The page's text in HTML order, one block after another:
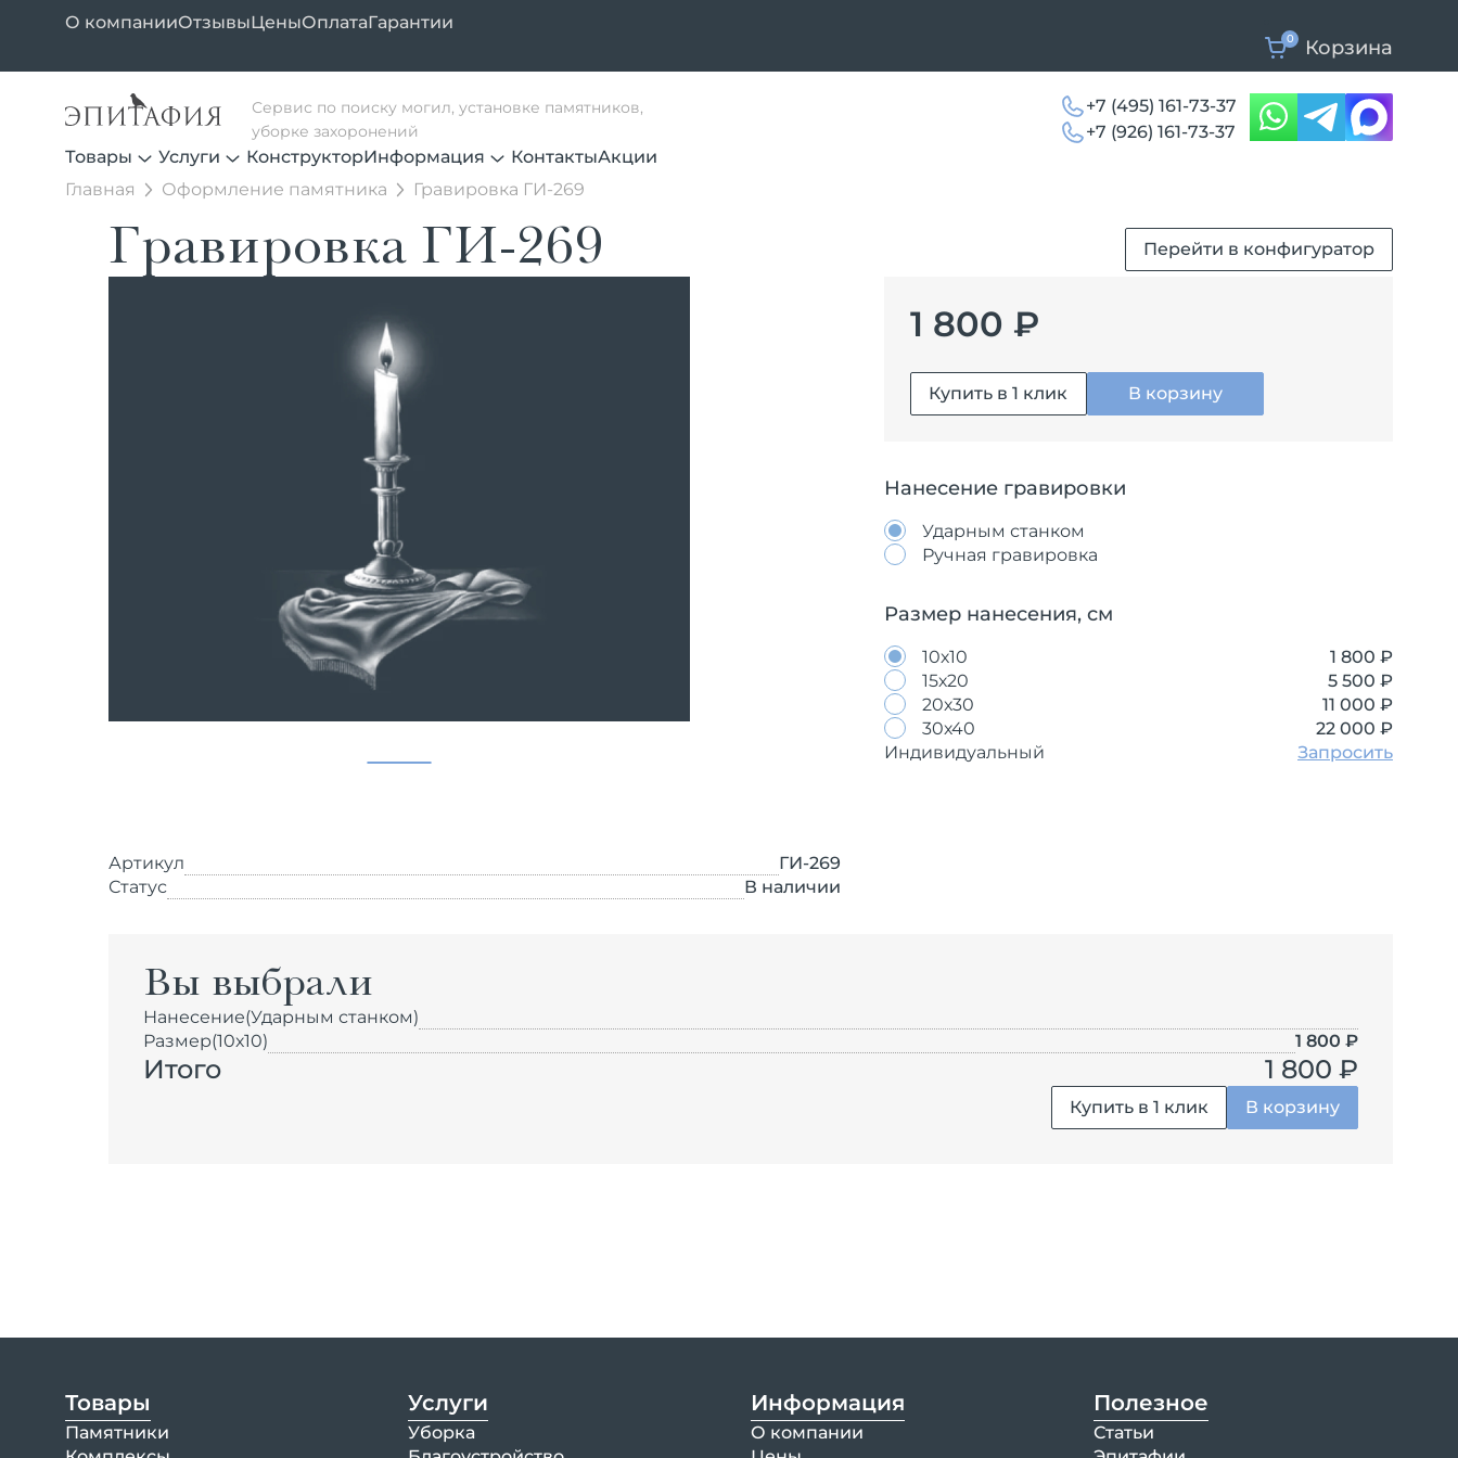
О компанииОтзывыЦеныОплатаГарантии
0 Корзина
Сервис по поиску могил, установке памятников,
уборке захоронений
+7 (495) 161-73-37
+7 (926) 161-73-37
Товары
Услуги КонструкторИнформация КонтактыАкции
Главная
Оформление памятника Гравировка ГИ-269
Гравировка ГИ-269 Перейти в конфигуратор
Артикул
ГИ-269
Статус
В наличии
1 800 ₽
Купить в 1 клик В корзину
Нанесение гравировки
Ударным станком
Ручная гравировка
Размер нанесения, см
10х10
1 800 ₽
15х20
5 500 ₽
20х30
11 000 ₽
30х40
22 000 ₽
Индивидуальный
Запросить
Вы выбрали
Нанесение(Ударным станком)
Размер(10х10) 1 800 ₽
Итого 1 800 ₽
Купить в 1 клик В корзину
Товары
Памятники
Услуги
Уборка
Информация
О компании
Полезное
Статьи